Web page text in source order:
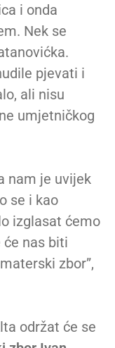
i onda
Nek se
pjevati i
ali nisu
umjetničkog
nam je uvijek
se i kao
izglasat ćemo
će nas biti
zbor”,
održat će se